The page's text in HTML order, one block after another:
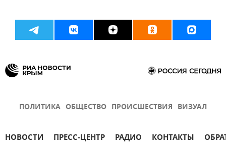
ПОЛИТИКА ОБЩЕСТВО ПРОИСШЕСТВИЯ ВИЗУАЛ
НОВОСТИ ПРЕСС-ЦЕНТР РАДИО КОНТАКТЫ